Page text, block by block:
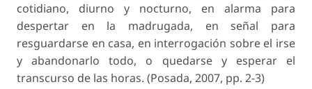
cotidiano, diurno y nocturno, en alarma para
despertar en la madrugada, en señal para
resguardarse en casa, en interrogación sobre el irse
y abandonarlo todo, o quedarse y esperar el
transcurso de las horas. (Posada, 2007, pp. 2-3)